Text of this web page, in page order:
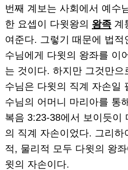
번째 계보는 사회에서 예수
한 요셉이 다윗왕의 왕족 계
여준다. 그렇기 때문에 법적
수님에게 다윗의 왕좌를 이
는 것이다. 하지만 그것만으
수님은 다윗의 직계 자손일
수님의 어머니 마리아를 통
복음 3:23-38에서 보이듯이
의 직계 자손이었다. 그리하
적, 물리적 모두 다윗의 왕
윗의 자손이다.